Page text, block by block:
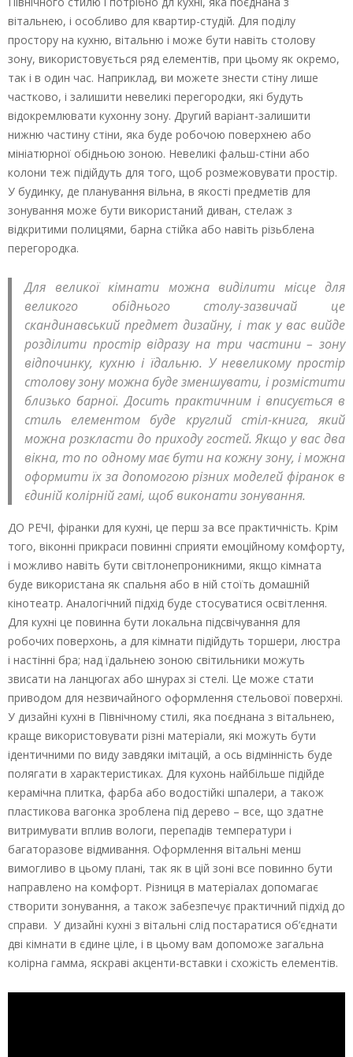
вітальнею, і особливо для квартир-студій. Для поділу
простору на кухню, вітальню і може бути навіть столову
зону, використовується ряд елементів, при цьому як окремо,
так і в один час. Наприклад, ви можете знести стіну лише
частково, і залишити невеликі перегородки, які будуть
відокремлювати кухонну зону. Другий варіант-залишити
нижню частину стіни, яка буде робочою поверхнею або
мініатюрної обідньою зоною. Невеликі фальш-стіни або
колони теж підійдуть для того, щоб розмежовувати простір.
У будинку, де планування вільна, в якості предметів для
зонування може бути використаний диван, стелаж з
відкритими полицями, барна стійка або навіть різьблена
перегородка.
Для великої кімнати можна виділити місце для
великого обіднього столу-зазвичай це
скандинавський предмет дизайну, і так у вас вийде
розділити простір відразу на три частини – зону
відпочинку, кухню і їдальню. У невеликому простір
столову зону можна буде зменшувати, і розмістити
близько барної. Досить практичним і вписується в
стиль елементом буде круглий стіл-книга, який
можна розкласти до приходу гостей. Якщо у вас два
вікна, то по одному має бути на кожну зону, і можна
оформити їх за допомогою різних моделей фіранок в
єдиній колірній гамі, щоб виконати зонування.
ДО РЕЧІ, фіранки для кухні, це перш за все практичність. Крім
того, віконні прикраси повинні сприяти емоційному комфорту,
і можливо навіть бути світлонепроникними, якщо кімната
буде використана як спальня або в ній стоїть домашній
кінотеатр. Аналогічний підхід буде стосуватися освітлення.
Для кухні це повинна бути локальна підсвічування для
робочих поверхонь, а для кімнати підійдуть торшери, люстра
і настінні бра; над їдальнею зоною світильники можуть
звисати на ланцюгах або шнурах зі стелі. Це може стати
приводом для незвичайного оформлення стельової поверхні.
У дизайні кухні в Північному стилі, яка поєднана з вітальнею,
краще використовувати різні матеріали, які можуть бути
ідентичними по виду завдяки імітацій, а ось відмінність буде
полягати в характеристиках. Для кухонь найбільше підійде
керамічна плитка, фарба або водостійкі шпалери, а також
пластикова вагонка зроблена під дерево – все, що здатне
витримувати вплив вологи, перепадів температури і
багаторазове відмивання. Оформлення вітальні менш
вимогливо в цьому плані, так як в цій зоні все повинно бути
направлено на комфорт. Різниця в матеріалах допомагає
створити зонування, а також забезпечує практичний підхід до
справи. У дизайні кухні з вітальні слід постаратися об’єднати
дві кімнати в єдине ціле, і в цьому вам допоможе загальна
колірна гамма, яскраві акценти-вставки і схожість елементів.